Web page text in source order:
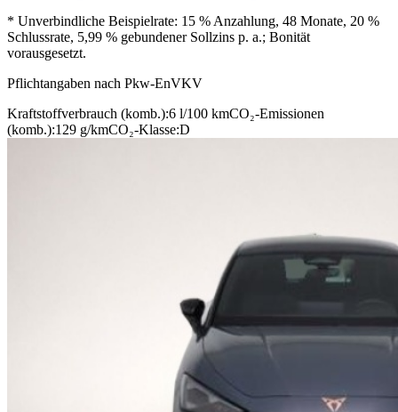
* Unverbindliche Beispielrate: 15 % Anzahlung, 48 Monate, 20 %
Schlussrate, 5,99 % gebundener Sollzins p. a.; Bonität
vorausgesetzt.
Pflichtangaben nach Pkw-EnVKV
Kraftstoffverbrauch (komb.):6 l/100 kmCO₂-Emissionen
(komb.):129 g/kmCO₂-Klasse:D